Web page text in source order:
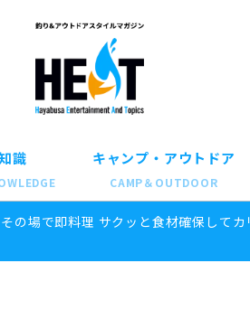
識 キャンプ・アウトドア
CAMP＆OUTDOOR
の場で即料理 サクッと食材確保して